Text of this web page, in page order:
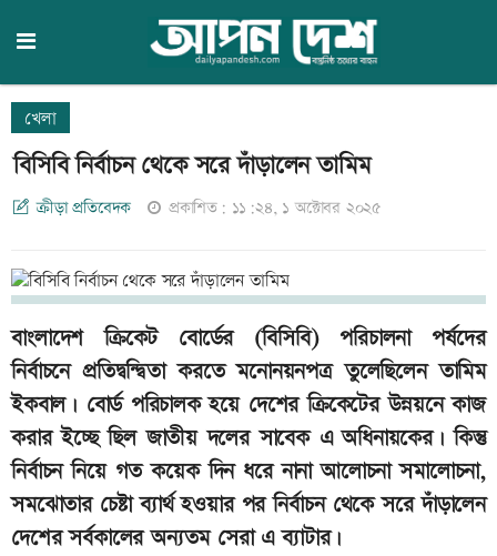
খেলা
বিসিবি নির্বাচন থেকে সরে দাঁড়ালেন তামিম
ক্রীড়া প্রতিবেদক প্রকাশিত: ১১:২৪, ১ অক্টোবর ২০২৫
বাংলাদেশ ক্রিকেট বোর্ডের (বিসিবি) পরিচালনা পর্ষদের
নির্বাচনে প্রতিদ্বন্দ্বিতা করতে মনোনয়নপত্র তুলেছিলেন তামিম
ইকবাল। বোর্ড পরিচালক হয়ে দেশের ক্রিকেটের উন্নয়নে কাজ
করার ইচ্ছে ছিল জাতীয় দলের সাবেক এ অধিনায়কের। কিন্তু
নির্বাচন নিয়ে গত কয়েক দিন ধরে নানা আলোচনা সমালোচনা,
সমঝোতার চেষ্টা ব্যার্থ হওয়ার পর নির্বাচন থেকে সরে দাঁড়ালেন
দেশের সর্বকালের অন্যতম সেরা এ ব্যাটার।